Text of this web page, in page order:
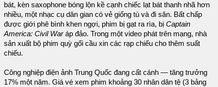
bát, kèn saxophone bóng lộn kề cạnh chiếc lạt bát thanh nhã hơn
nhiều, một nhạc cụ dân gian có vẻ giống tù và đi săn. Bất chấp
được giới phê bình khen ngợi, phim bị gạt ra rìa, bị Captain
America: Civil Waráp đảo. Trong một video phát trên mạng, nhà
sản xuất bộ phim quỳ gối cầu xin các rạp chiếu cho thêm suất
chiếu.
Công nghiệp điện ảnh Trung Quốc đang cất cánh — tăng trưởng
17% một năm. Giá vé xem phim khoảng 30 nhân dân tệ (3 bảng